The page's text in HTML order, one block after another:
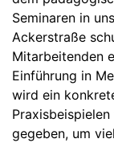
Seminaren in
Ackerstraße
Mitarbeitenden
Einführung in
wird ein
gegeben, um